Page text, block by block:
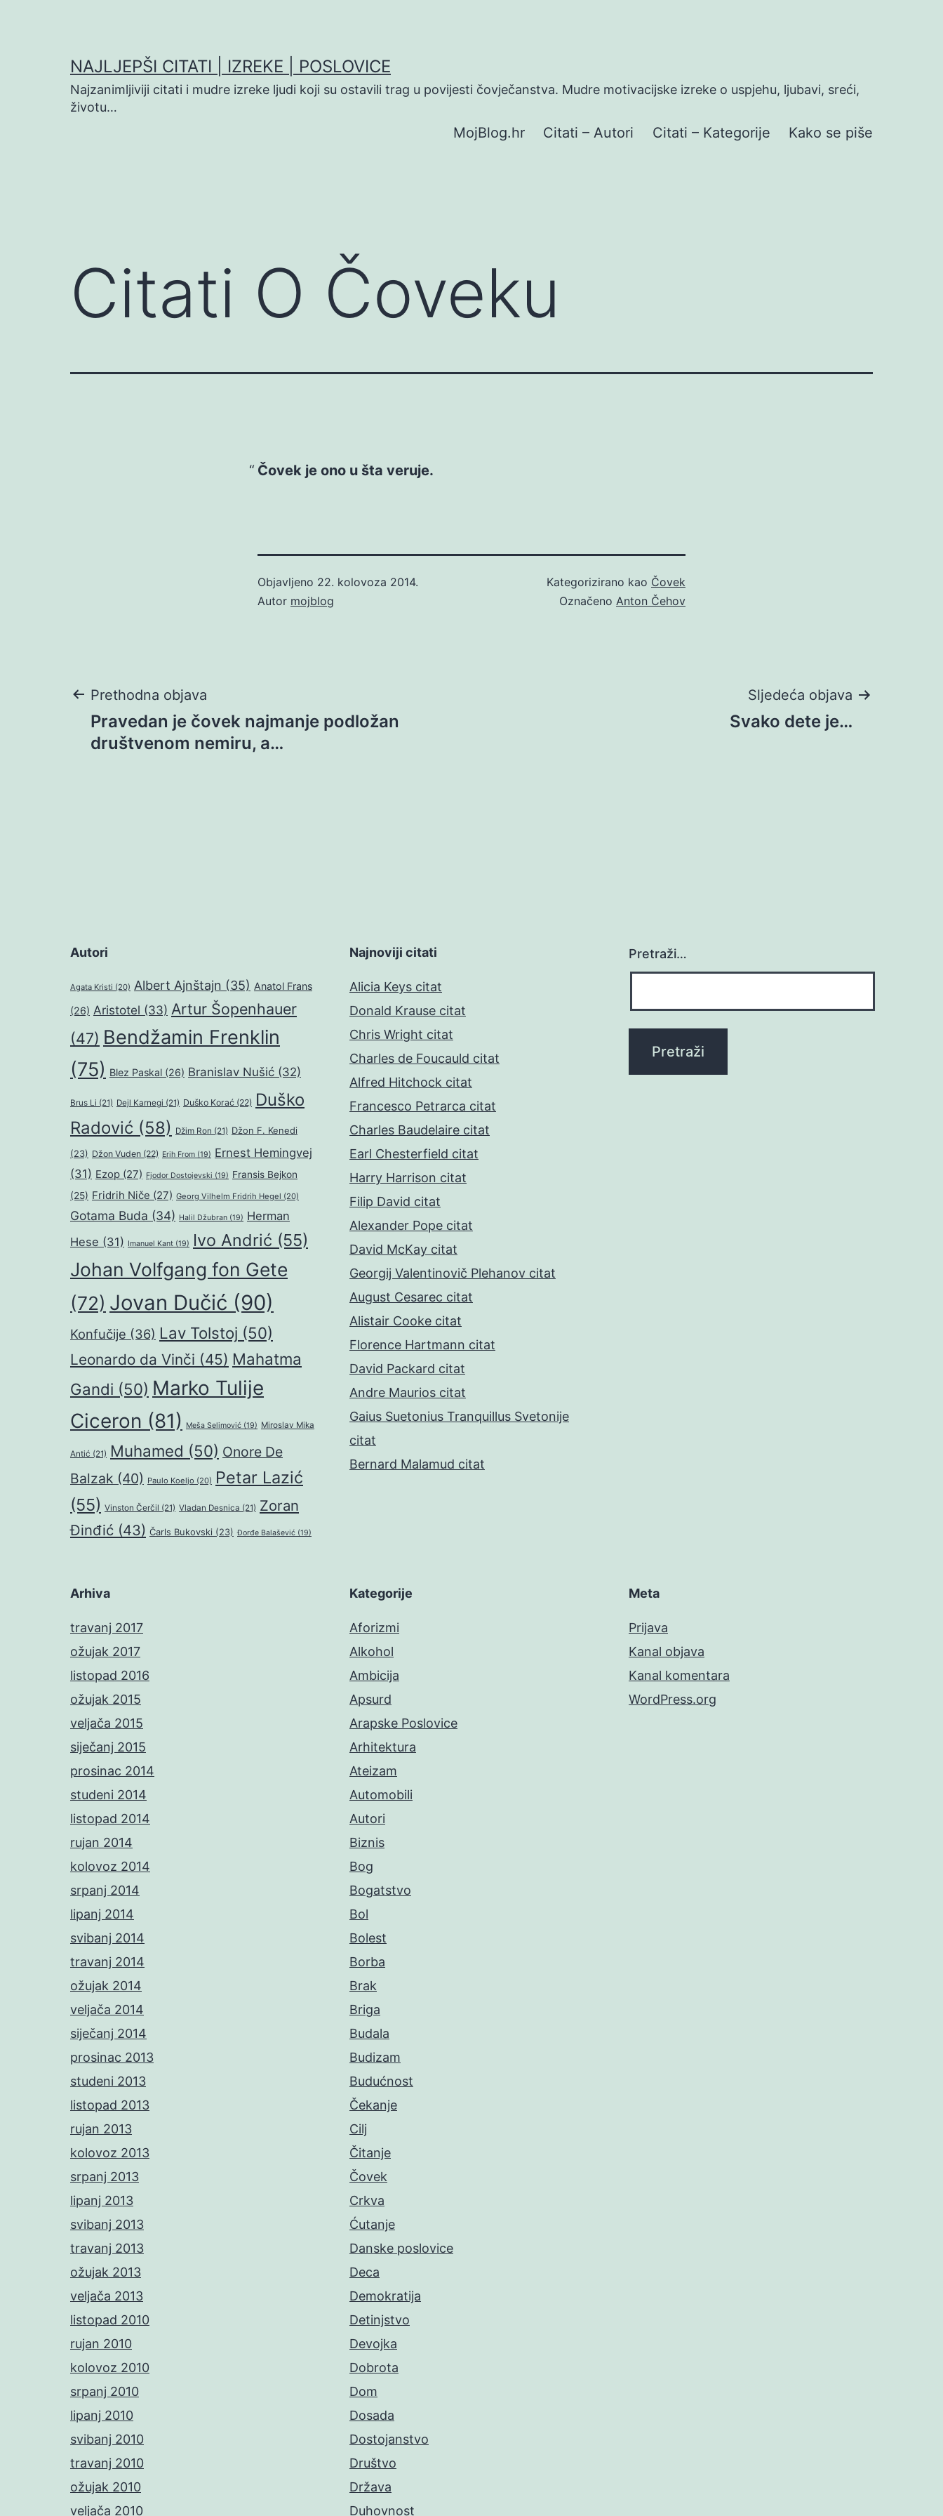
NAJLJEPŠI CITATI | IZREKE | POSLOVICE
Najzanimljiviji citati i mudre izreke ljudi koji su ostavili trag u povijesti čovječanstva. Mudre motivacijske izreke o uspjehu, ljubavi, sreći,
životu…
MojBlog.hr Citati – Autori Citati – Kategorije Kako se piše
Citati O Čoveku
Čovek je ono u šta veruje.
Objavljeno 22. kolovoza 2014.
Autor mojblog
Kategorizirano kao Čovek
Označeno Anton Čehov
Navigacija
objava
Prethodna objava
Pravedan je čovek najmanje podložan
društvenom nemiru, a…
Sljedeća objava
Svako dete je…
Autori
Agata Kristi (20) Albert Ajnštajn (35) Anatol Frans
(26) Aristotel (33) Artur Šopenhauer
(47) Bendžamin Frenklin
(75) Blez Paskal (26) Branislav Nušić (32)
Brus Li (21) Dejl Karnegi (21) Duško Korać (22) Duško
Radović (58) Džim Ron (21) Džon F. Kenedi
(23) Džon Vuden (22) Erih From (19) Ernest Hemingvej
(31) Ezop (27) Fjodor Dostojevski (19) Fransis Bejkon
(25) Fridrih Niče (27) Georg Vilhelm Fridrih Hegel (20)
Gotama Buda (34) Halil Džubran (19) Herman
Hese (31) Imanuel Kant (19) Ivo Andrić (55)
Johan Volfgang fon Gete
(72) Jovan Dučić (90)
Konfučije (36) Lav Tolstoj (50)
Leonardo da Vinči (45) Mahatma
Gandi (50) Marko Tulije
Ciceron (81) Meša Selimović (19) Miroslav Mika
Antić (21) Muhamed (50) Onore De
Balzak (40) Paulo Koeljo (20) Petar Lazić
(55) Vinston Čerčil (21) Vladan Desnica (21) Zoran
Đinđić (43) Čarls Bukovski (23) Đorđe Balašević (19)
Najnoviji citati
Alicia Keys citat
Donald Krause citat
Chris Wright citat
Charles de Foucauld citat
Alfred Hitchock citat
Francesco Petrarca citat
Charles Baudelaire citat
Earl Chesterfield citat
Harry Harrison citat
Filip David citat
Alexander Pope citat
David McKay citat
Georgij Valentinovič Plehanov citat
August Cesarec citat
Alistair Cooke citat
Florence Hartmann citat
David Packard citat
Andre Maurios citat
Gaius Suetonius Tranquillus Svetonije
citat
Bernard Malamud citat
Pretraži…
Arhiva
travanj 2017
ožujak 2017
listopad 2016
ožujak 2015
veljača 2015
siječanj 2015
prosinac 2014
studeni 2014
listopad 2014
rujan 2014
kolovoz 2014
srpanj 2014
lipanj 2014
svibanj 2014
travanj 2014
ožujak 2014
veljača 2014
siječanj 2014
prosinac 2013
studeni 2013
listopad 2013
rujan 2013
kolovoz 2013
srpanj 2013
lipanj 2013
svibanj 2013
travanj 2013
ožujak 2013
veljača 2013
listopad 2010
rujan 2010
kolovoz 2010
srpanj 2010
lipanj 2010
svibanj 2010
travanj 2010
ožujak 2010
veljača 2010
Kategorije
Aforizmi
Alkohol
Ambicija
Apsurd
Arapske Poslovice
Arhitektura
Ateizam
Automobili
Autori
Biznis
Bog
Bogatstvo
Bol
Bolest
Borba
Brak
Briga
Budala
Budizam
Budućnost
Čekanje
Cilj
Čitanje
Čovek
Crkva
Ćutanje
Danske poslovice
Deca
Demokratija
Detinjstvo
Devojka
Dobrota
Dom
Dosada
Dostojanstvo
Društvo
Država
Duhovnost
Meta
Prijava
Kanal objava
Kanal komentara
WordPress.org